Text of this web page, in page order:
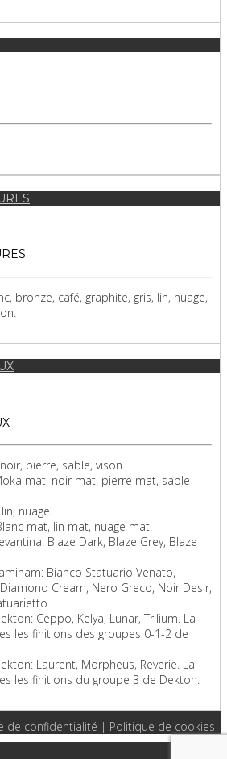
bronze, café, graphite, gris, lin, nuage,
pierre, sable, vison.
mat, noir mat, pierre mat, sable
nuage.
mat, lin mat, nuage mat.
Blaze Dark, Blaze Grey, Blaze
Bianco Statuario Venato,
Cream, Nero Greco, Noir Desir,
Ceppo, Kelya, Lunar, Trilium. La
les finitions des groupes 0-1-2 de
Laurent, Morpheus, Reverie. La
les finitions du groupe 3 de Dekton.
de confidentialité | Politique de cookies